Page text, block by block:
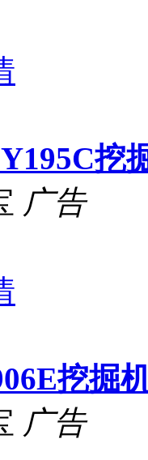
挖
广告
挖掘
广告